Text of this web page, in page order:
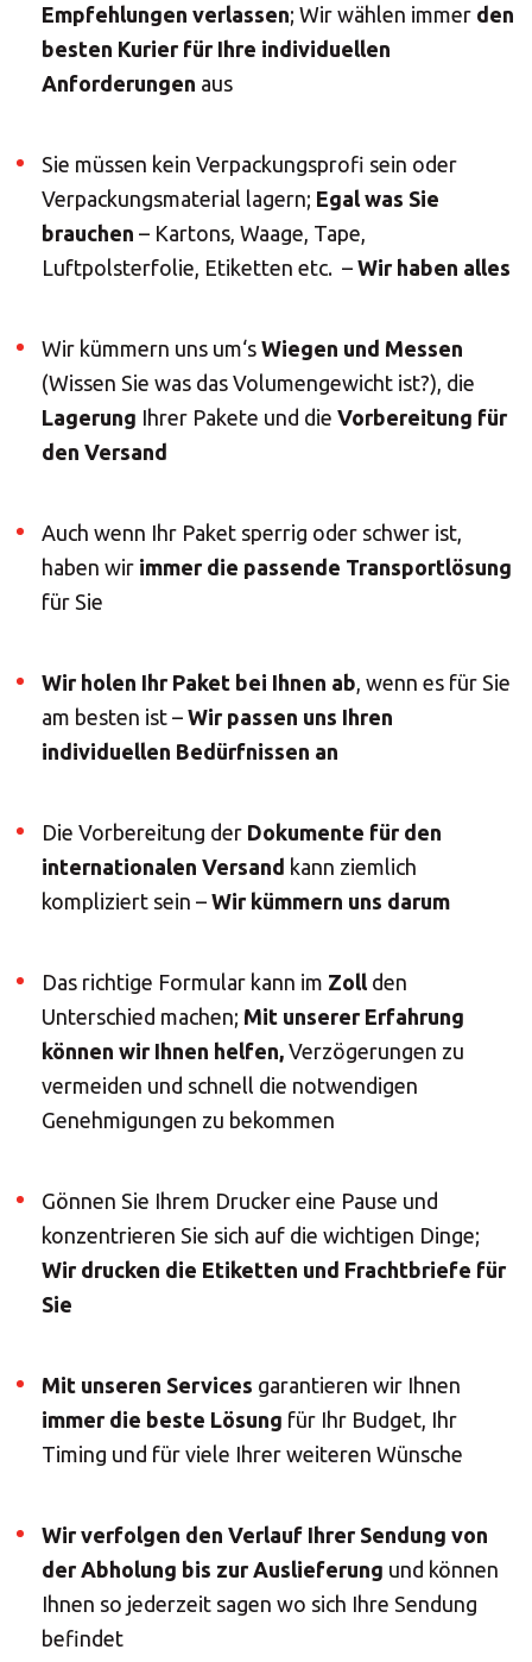
Empfehlungen verlassen; Wir wählen immer den
besten Kurier für Ihre individuellen
Anforderungen aus
Sie müssen kein Verpackungsprofi sein oder
Verpackungsmaterial lagern; Egal was Sie
brauchen – Kartons, Waage, Tape,
Luftpolsterfolie, Etiketten etc. – Wir haben alles
Wir kümmern uns um‘s Wiegen und Messen
(Wissen Sie was das Volumengewicht ist?), die
Lagerung Ihrer Pakete und die Vorbereitung für
den Versand
Auch wenn Ihr Paket sperrig oder schwer ist,
haben wir immer die passende Transportlösung
für Sie
Wir holen Ihr Paket bei Ihnen ab , wenn es für Sie
am besten ist – Wir passen uns Ihren
individuellen Bedürfnissen an
Die Vorbereitung der Dokumente für den
internationalen Versand kann ziemlich
kompliziert sein – Wir kümmern uns darum
Das richtige Formular kann im Zoll den
Unterschied machen; Mit unserer Erfahrung
können wir Ihnen helfen, Verzögerungen zu
vermeiden und schnell die notwendigen
Genehmigungen zu bekommen
Gönnen Sie Ihrem Drucker eine Pause und
konzentrieren Sie sich auf die wichtigen Dinge;
Wir drucken die Etiketten und Frachtbriefe für
Sie
Mit unseren Services garantieren wir Ihnen
immer die beste Lösung für Ihr Budget, Ihr
Timing und für viele Ihrer weiteren Wünsche
Wir verfolgen den Verlauf Ihrer Sendung von
der Abholung bis zur Auslieferung und können
Ihnen so jederzeit sagen wo sich Ihre Sendung
befindet
Wählen Sie Ihr
MBE Center